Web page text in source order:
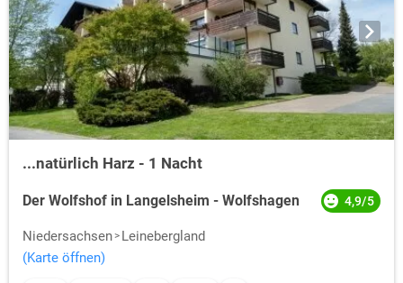
...natürlich Harz - 1 Nacht
Der Wolfshof in Langelsheim - Wolfshagen 4,9/5
Niedersachsen
Leinebergland
(Karte öffnen)